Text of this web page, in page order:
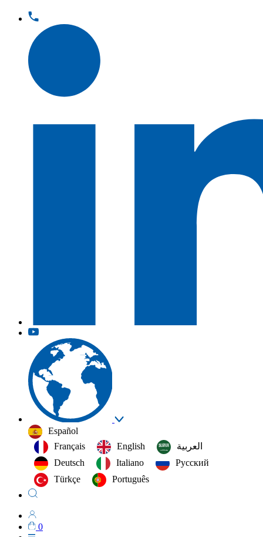
Español
Français
English
العربية‏
Deutsch
Italiano
Русский
Türkçe
Português
0